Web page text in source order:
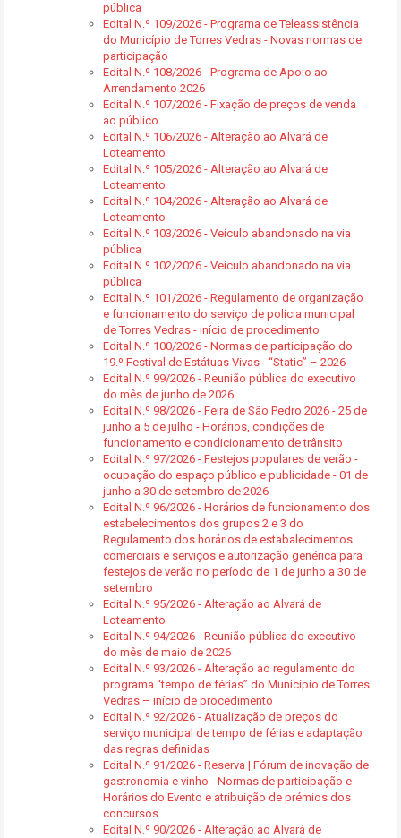
pública
Edital N.º 109/2026 - Programa de Teleassistência
do Município de Torres Vedras - Novas normas de
participação
Edital N.º 108/2026 - Programa de Apoio ao
Arrendamento 2026
Edital N.º 107/2026 - Fixação de preços de venda
ao público
Edital N.º 106/2026 - Alteração ao Alvará de
Loteamento
Edital N.º 105/2026 - Alteração ao Alvará de
Loteamento
Edital N.º 104/2026 - Alteração ao Alvará de
Loteamento
Edital N.º 103/2026 - Veículo abandonado na via
pública
Edital N.º 102/2026 - Veículo abandonado na via
pública
Edital N.º 101/2026 - Regulamento de organização
e funcionamento do serviço de polícia municipal
de Torres Vedras - início de procedimento
Edital N.º 100/2026 - Normas de participação do
19.º Festival de Estátuas Vivas - “Static” – 2026
Edital N.º 99/2026 - Reunião pública do executivo
do mês de junho de 2026
Edital N.º 98/2026 - Feira de São Pedro 2026 - 25 de
junho a 5 de julho - Horários, condições de
funcionamento e condicionamento de trânsito
Edital N.º 97/2026 - Festejos populares de verão -
ocupação do espaço público e publicidade - 01 de
junho a 30 de setembro de 2026
Edital N.º 96/2026 - Horários de funcionamento dos
estabelecimentos dos grupos 2 e 3 do
Regulamento dos horários de estabalecimentos
comerciais e serviços e autorização genérica para
festejos de verão no período de 1 de junho a 30 de
setembro
Edital N.º 95/2026 - Alteração ao Alvará de
Loteamento
Edital N.º 94/2026 - Reunião pública do executivo
do mês de maio de 2026
Edital N.º 93/2026 - Alteração ao regulamento do
programa “tempo de férias” do Município de Torres
Vedras – início de procedimento
Edital N.º 92/2026 - Atualização de preços do
serviço municipal de tempo de férias e adaptação
das regras definidas
Edital N.º 91/2026 - Reserva | Fórum de inovação de
gastronomia e vinho - Normas de participação e
Horários do Evento e atribuição de prémios dos
concursos
Edital N.º 90/2026 - Alteração ao Alvará de